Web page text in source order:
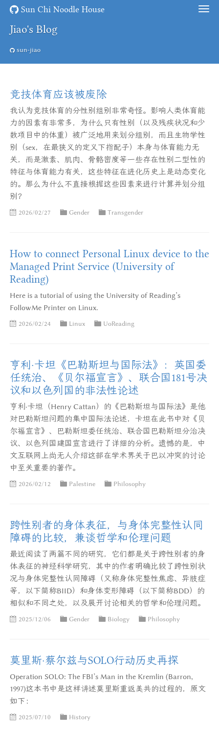
Sun Chi Noodle House
Jiao's Blog
sun-jiao
竞技体育应该被废除
我认为竞技体育的分性别组别非常奇怪。影响人类体育能
力的因素有非常多，为什么只有性别（以及残疾状况和少
数项目中的体重）被广泛地用来划分组别，而且生物学性
别（sex，在最狭义的定义下指配子）本身与体育能力无
关，而是激素、肌肉、骨骼密度等一些存在性别二型性的
特征与体育能力有关，这些特征在进化历史上是动态变化
的。那么为什么不直接根据这些因素来进行计算并划分组
别？
2026/02/27 Gender Transgender
How to connect Personal Linux device to the
Managed Print Service (University of
Reading)
Here is a tutorial of using the University of Reading’s
FollowMe Printer on Linux.
2026/02/24 Linux UoReading
亨利·卡坦《巴勒斯坦与国际法》：英国委
任统治、《贝尔福宣言》、联合国181号决
议和以色列国的非法性论述
亨利·卡坦（Henry Cattan）的《巴勒斯坦与国际法》是他
对巴勒斯坦问题的集中国际法论述，卡坦在此书中对《贝
尔福宣言》、巴勒斯坦委任统治、联合国巴勒斯坦分治决
议、以色列国建国宣言进行了详细的分析。遗憾的是，中
文互联网上尚无人介绍这部在学术界关于巴以冲突的讨论
中至关重要的著作。
2026/02/12 Palestine Philosophy
跨性别者的身体表征，与身体完整性认同
障碍的比较，兼谈哲学和伦理问题
最近阅读了两篇不同的研究，它们都是关于跨性别者的身
体表征的神经科学研究，其中的作者明确比较了跨性别状
况与身体完整性认同障碍（又称身体完整性焦虑、异肢症
等，以下简称BIID）和身体变形障碍（以下简称BDD）的
相似和不同之处，以及展开讨论相关的哲学和伦理问题。
2025/12/06 Gender Biology Philosophy
莫里斯·蔡尔兹与SOLO行动历史再探
Operation SOLO: The FBI’s Man in the Kremlin (Barron,
1997)这本书中是这样讲述莫里斯重返美共的过程的，原文
如下：
2025/07/10 History